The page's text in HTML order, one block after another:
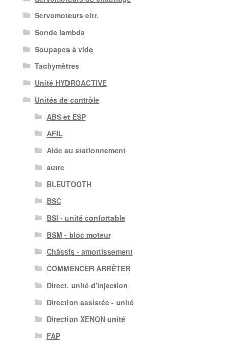
Servomoteurs eltr.
Sonde lambda
Soupapes à vide
Tachymètres
Unité HYDROACTIVE
Unités de contrôle
ABS et ESP
AFIL
Aide au stationnement
autre
BLEUTOOTH
BSC
BSI - unité confortable
BSM - bloc moteur
Châssis - amortissement
COMMENCER ARRÊTER
Direct. unité d'injection
Direction assistée - unité
Direction XENON unité
FAP